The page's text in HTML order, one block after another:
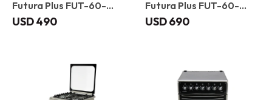
Futura Plus FUT-60-
CM31B Valencia
USD490
Futura Plus FUT-60-
CM31X Bilbao
USD690